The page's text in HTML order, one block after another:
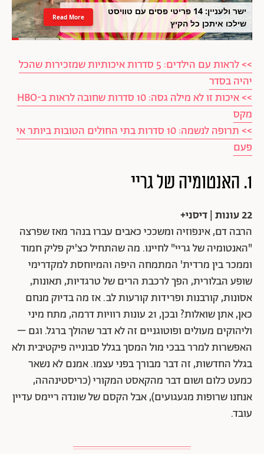
ישר ולעניין: 14 פריטי פסים עם טוויסט
שילכו איתכן כל הקיץ
Read More
>> לראות עם הילדים: 5 סדרות איכותיות שמזכירות שהכל
יהיה בסדר
>> איכות זו לא מילה גסה: 10 סדרות שחובה לראות ב-HBO
מקס
>> תרופה לנשמה: 10 סדרות בתי החולים הטובות ביותר אי
פעם
1. האנטומיה של גריי
22 עונות | דיסני+
הרבה דם, אינפוזיה ומשככי כאבים עברו בנהר מאז שפרצה
"האנטומיה של גריי" לחיינו. מה שהתחיל כצ'יק פליק חמוד
וממכר בין מרדית' המתמחה היפה והמיוחסת למקדרימי
שופע הבלורית, הפך לרכבת הרים של טרגדיות, תאונות,
אסונות, קורבנות ופרידות קורעות לב. אז מה בדיוק מנחם
כאן, אתן שואלות? ובכן, 21 עונות רוויות דרמה, מתח מיני
וליהוקים מעולים ופוטוגניים זה לא דבר שהולך ברגל. וגם –
האפשרות למרר בבכי מול המסך בגלל סבונייה פיקטיבית ולא
בגלל החדשות, זה דבר מבורך בפני עצמו. אמנם לא נשאר
כמעט כלום ושום דבר מהקאסט המקורי (כריסטינההה,
אנחנו שרופות מגעגועים), אבל הקסם של שונדה ריימס עדיין
עובד.